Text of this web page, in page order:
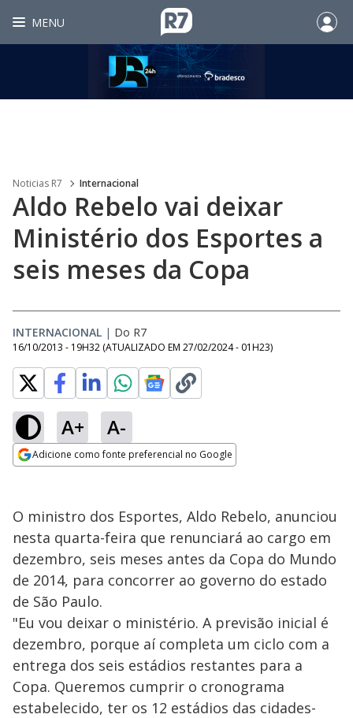
MENU
Noticias R7 Internacional
Aldo Rebelo vai deixar
Ministério dos Esportes a
seis meses da Copa
INTERNACIONAL | Do R7
16/10/2013 - 19H32 (ATUALIZADO EM 27/02/2024 - 01H23)
A+ A-
Adicione como fonte preferencial no Google
O ministro dos Esportes, Aldo Rebelo, anunciou
nesta quarta-feira que renunciará ao cargo em
dezembro, seis meses antes da Copa do Mundo
de 2014, para concorrer ao governo do estado
de São Paulo.
"Eu vou deixar o ministério. A previsão inicial é
dezembro, porque aí completa um ciclo com a
entrega dos seis estádios restantes para a
Copa. Queremos cumprir o cronograma
estabelecido, ter os 12 estádios das cidades-